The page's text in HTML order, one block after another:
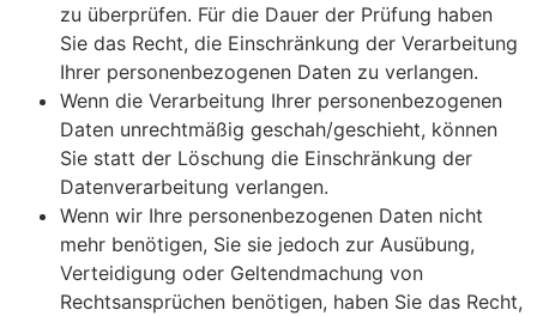
zu überprüfen. Für die Dauer der Prüfung haben
Sie das Recht, die Einschränkung der Verarbeitung
Ihrer personenbezogenen Daten zu verlangen.
Wenn die Verarbeitung Ihrer personenbezogenen
Daten unrechtmäßig geschah/geschieht, können
Sie statt der Löschung die Einschränkung der
Datenverarbeitung verlangen.
Wenn wir Ihre personenbezogenen Daten nicht
mehr benötigen, Sie sie jedoch zur Ausübung,
Verteidigung oder Geltendmachung von
Rechtsansprüchen benötigen, haben Sie das Recht,